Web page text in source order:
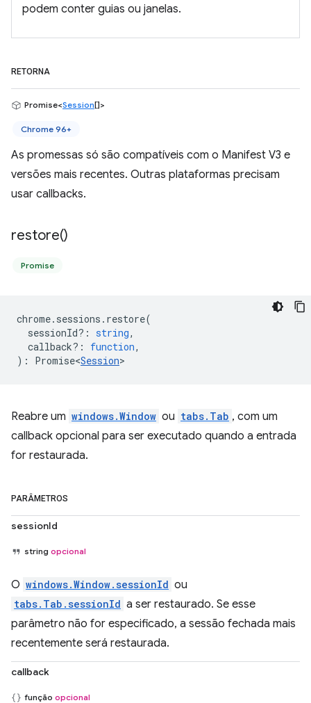
podem conter guias ou janelas.
RETORNA
Promise<Session[]>
Chrome 96+
As promessas só são compatíveis com o Manifest V3 e
versões mais recentes. Outras plataformas precisam
usar callbacks.
restore()
Promise
chrome. sessions . restore(
sessionId? : string,
callback? : function,
) : Promise<Session>
Reabre um windows.Window ou tabs.Tab , com um
callback opcional para ser executado quando a entrada
for restaurada.
PARÂMETROS
sessionId
string opcional
O windows.Window.sessionId ou
tabs.Tab.sessionId a ser restaurado. Se esse
parâmetro não for especificado, a sessão fechada mais
recentemente será restaurada.
callback
função opcional